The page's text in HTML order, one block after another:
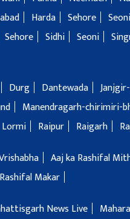
Harda Sehore Seoni
Sehore Sidhi Seoni
Durg Dantewada
Manendragarh-chirimiri-
Lormi Raipur Raigarh
Aaj ka Rashifal
Makar
News Live